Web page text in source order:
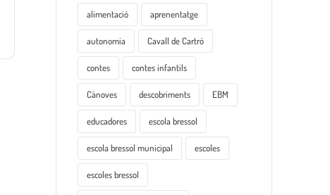
alimentació aprenentatge
autonomia Cavall de Cartró
contes contes infantils
Cànoves descobriments EBM
educadores escola bressol
escola bressol municipal escoles
escoles bressol